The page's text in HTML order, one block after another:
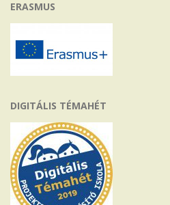
ERASMUS
DIGITÁLIS TÉMAHÉT